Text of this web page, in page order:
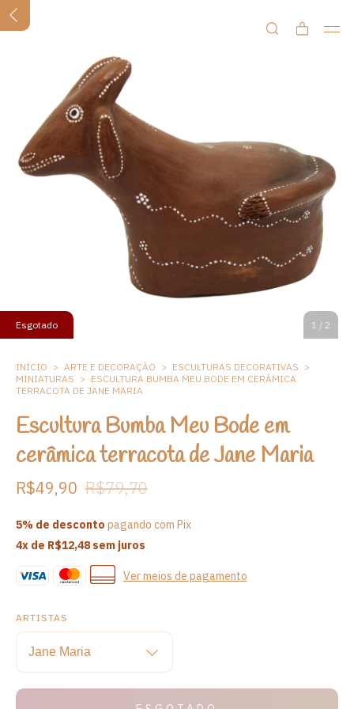
Esgotado 1 / 2
INÍCIO > ARTE E DECORAÇÃO > ESCULTURAS DECORATIVAS >
MINIATURAS > ESCULTURA BUMBA MEU BODE EM CERÂMICA
TERRACOTA DE JANE MARIA
Escultura Bumba Meu Bode em
cerâmica terracota de Jane Maria
R$49,90 R$79,70
5% de desconto pagando com Pix
4x de R$12,48sem juros
Ver meios de pagamento
ARTISTAS